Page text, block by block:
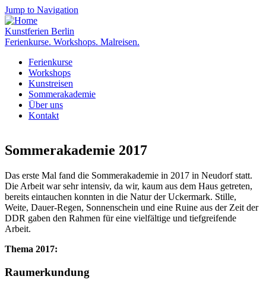
Jump to Navigation
Kunstferien Berlin
Ferienkurse. Workshops. Malreisen.
Ferienkurse
Workshops
Kunstreisen
Sommerakademie
Über uns
Kontakt
Sommerakademie 2017
Das erste Mal fand die Sommerakademie in 2017 in Neudorf statt.
Die Arbeit war sehr intensiv, da wir, kaum aus dem Haus getreten,
bereits eintauchen konnten in die Natur der Uckermark. Stille,
Weite, Dauer-Regen, Sonnenschein und eine Ruine aus der Zeit der
DDR gaben den Rahmen für eine vielfältige und tiefgreifende
Arbeit.
Thema 2017:
Raumerkundung